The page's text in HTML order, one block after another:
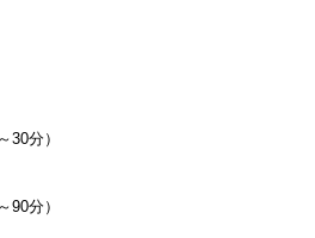
30分）
90分）